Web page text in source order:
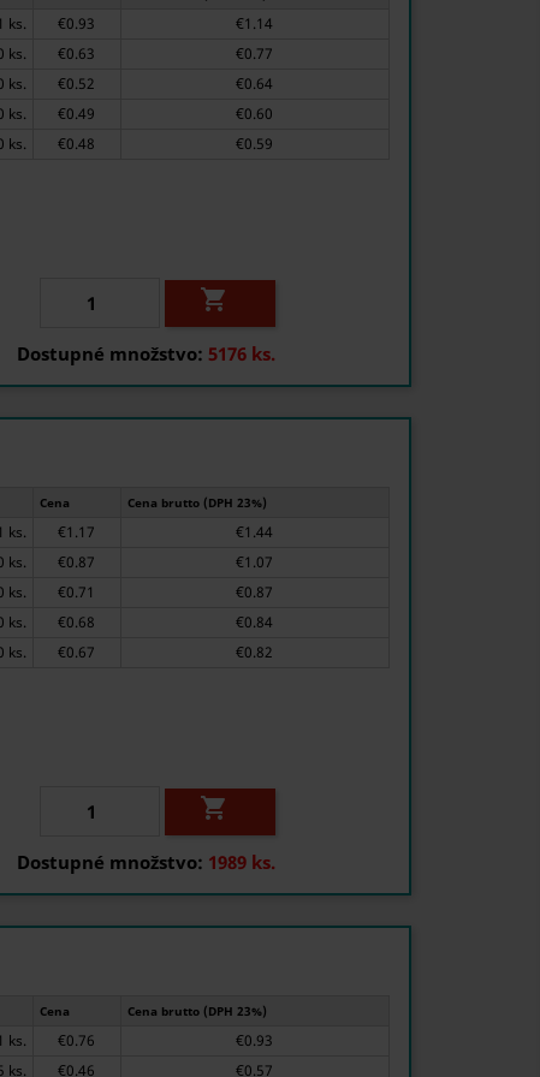
1 ks. €0.93
€1.14
20 ks.
€0.63
€0.77
70 ks.
€0.52
€0.64
200 ks.
€0.49
€0.60
500 ks.
€0.48 €0.59

Dostupné množstvo: 5176 ks.
Cena Cena brutto (DPH 23%)
1 ks. €1.17
€1.44
10 ks.
€0.87
€1.07
50 ks.
€0.71
€0.87
150 ks.
€0.68
€0.84
400 ks.
€0.67 €0.82

Dostupné množstvo: 1989 ks.
Cena Cena brutto (DPH 23%)
1 ks. €0.76
€0.93
25 ks.
€0.46 €0.57